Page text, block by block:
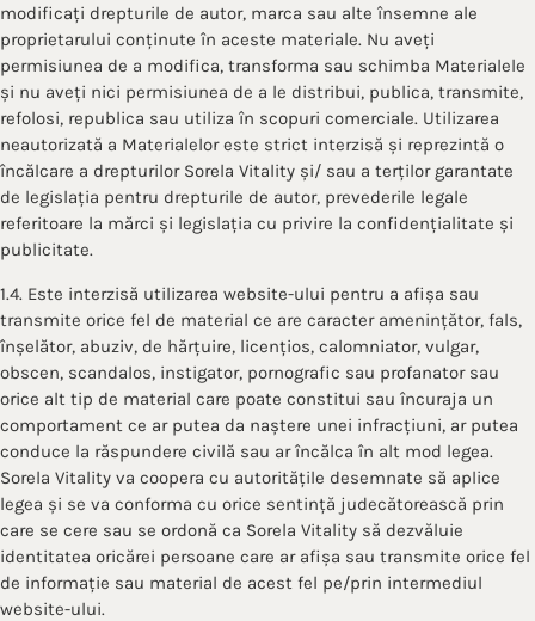
modificați drepturile de autor, marca sau alte însemne ale
proprietarului conținute în aceste materiale. Nu aveți
permisiunea de a modifica, transforma sau schimba Materialele
și nu aveți nici permisiunea de a le distribui, publica, transmite,
refolosi, republica sau utiliza în scopuri comerciale. Utilizarea
neautorizată a Materialelor este strict interzisă și reprezintă o
încălcare a drepturilor Sorela Vitality și/ sau a terților garantate
de legislația pentru drepturile de autor, prevederile legale
referitoare la mărci și legislația cu privire la confidențialitate și
publicitate.
1.4. Este interzisă utilizarea website-ului pentru a afișa sau
transmite orice fel de material ce are caracter amenințător, fals,
înșelător, abuziv, de hărțuire, licențios, calomniator, vulgar,
obscen, scandalos, instigator, pornografic sau profanator sau
orice alt tip de material care poate constitui sau încuraja un
comportament ce ar putea da naștere unei infracțiuni, ar putea
conduce la răspundere civilă sau ar încălca în alt mod legea.
Sorela Vitality va coopera cu autoritățile desemnate să aplice
legea și se va conforma cu orice sentință judecătorească prin
care se cere sau se ordonă ca Sorela Vitality să dezvăluie
identitatea oricărei persoane care ar afișa sau transmite orice fel
de informație sau material de acest fel pe/prin intermediul
website-ului.